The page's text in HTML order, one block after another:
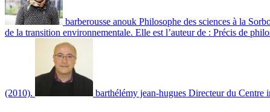
barberousse anouk Philosophe des sciences à la
de la transition environnementale. Elle est l’auteur de : Précis de
(2010). barthélémy jean-hugues Directeur du Centre